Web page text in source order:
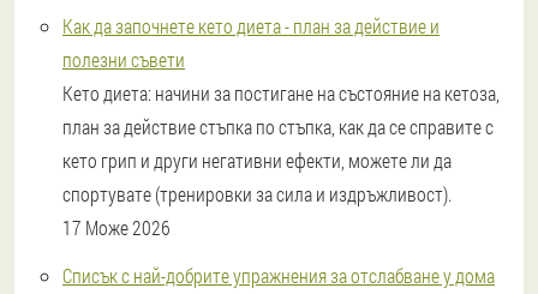
Как да започнете кето диета - план за действие и
полезни съвети
Кето диета: начини за постигане на състояние на кетоза,
план за действие стъпка по стъпка, как да се справите с
кето грип и други негативни ефекти, можете ли да
спортувате (тренировки за сила и издръжливост).
17 Може 2026
Списък с най-добрите упражнения за отслабване у дома